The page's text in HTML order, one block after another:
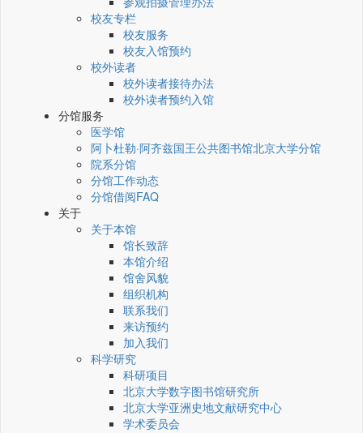
校友专栏
校友服务
校友入馆预约
校外读者
校外读者接待办法
校外读者预约入馆
分馆服务
医学馆
阿卜杜勒·阿齐兹国王公共图书馆北京大学分馆
院系分馆
分馆工作动态
分馆借阅FAQ
关于
关于本馆
馆长致辞
本馆介绍
馆舍风貌
组织机构
联系我们
来访预约
加入我们
科学研究
科研项目
北京大学数字图书馆研究所
北京大学亚洲史地文献研究中心
学术委员会